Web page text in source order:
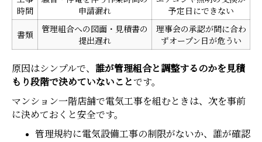
時間
申請漏れ
予定日にできない
書類
管理組合への図面・見積書の
提出遅れ
理事会の承認が間に合わ
ずオープン日が危うい
原因はシンプルで、 誰が管理組合と調整するのかを見積
もり段階で決めていないことです。
マンション一階店舗で電気工事を組むときは、次を事前
に決めておくと安全です。
管理規約に電気設備工事の制限がないか、誰が確認